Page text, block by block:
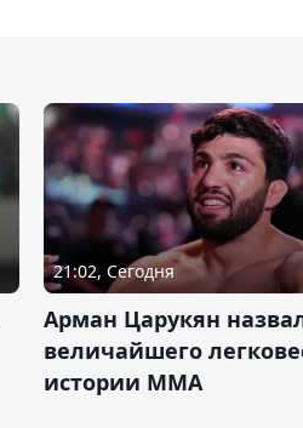
21:02, Сегодня
Арман Царукян
величайшего
истории ММА